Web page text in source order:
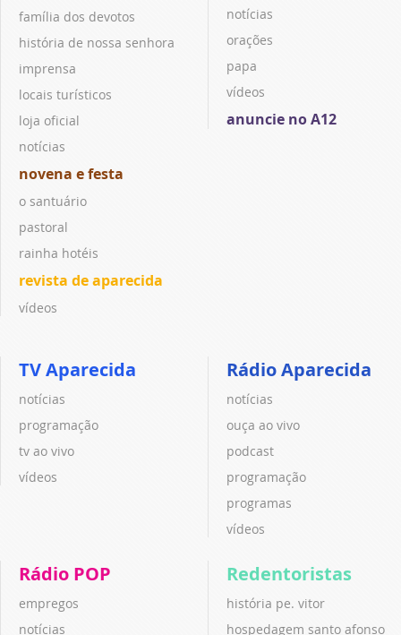
família dos devotos
história de nossa senhora
imprensa
locais turísticos
loja oficial
notícias
novena e festa
o santuário
pastoral
rainha hotéis
revista de aparecida
vídeos
notícias
orações
papa
vídeos
anuncie no A12
TV Aparecida
notícias
programação
tv ao vivo
vídeos
Rádio Aparecida
notícias
ouça ao vivo
podcast
programação
programas
vídeos
Rádio POP
empregos
notícias
Redentoristas
história pe. vitor
hospedagem santo afonso